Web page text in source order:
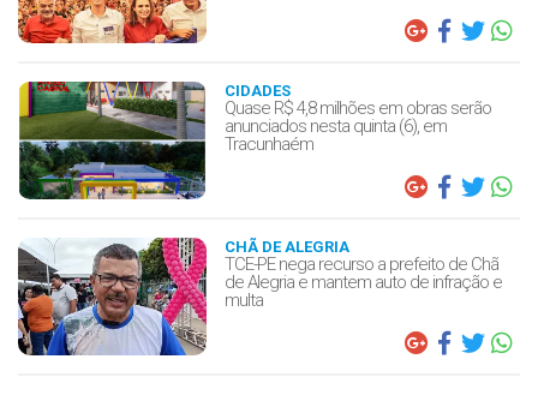
CIDADES
Quase R$ 4,8 milhões em obras serão
anunciados nesta quinta (6), em
Tracunhaém
CHÃ DE ALEGRIA
TCE-PE nega recurso a prefeito de Chã
de Alegria e mantem auto de infração e
multa